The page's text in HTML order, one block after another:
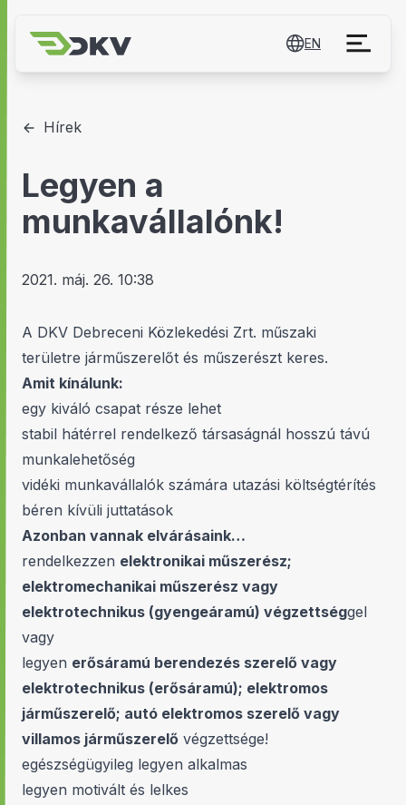
EN
Hírek
Legyen a
munkavállalónk!
2021. máj. 26. 10:38
A DKV Debreceni Közlekedési Zrt. műszaki
területre járműszerelőt és műszerészt keres.
Amit kínálunk:
egy kiváló csapat része lehet
stabil hátérrel rendelkező társaságnál hosszú távú
munkalehetőség
vidéki munkavállalók számára utazási költségtérítés
béren kívüli juttatások
Azonban vannak elvárásaink…
rendelkezzen elektronikai műszerész;
elektromechanikai műszerész vagy
elektrotechnikus (gyengeáramú) végzettséggel
vagy
legyen erősáramú berendezés szerelő vagy
elektrotechnikus (erősáramú); elektromos
járműszerelő; autó elektromos szerelő vagy
villamos járműszerelő végzettsége!
egészségügyileg legyen alkalmas
legyen motivált és lelkes